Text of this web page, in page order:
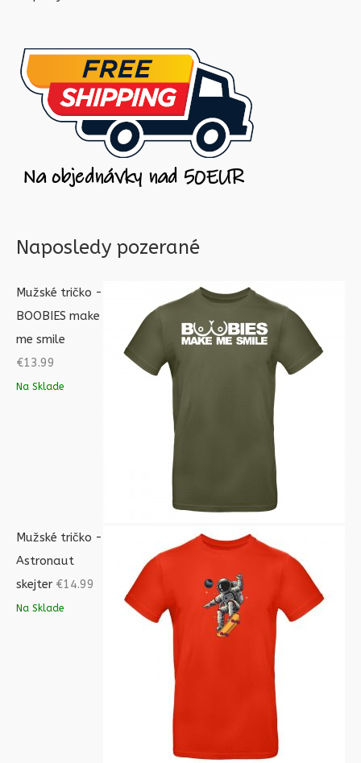
Naposledy pozerané
Mužské tričko -
BOOBIES make
me smile
€13.99
Na Sklade
Mužské tričko -
Astronaut
skejter €14.99
Na Sklade